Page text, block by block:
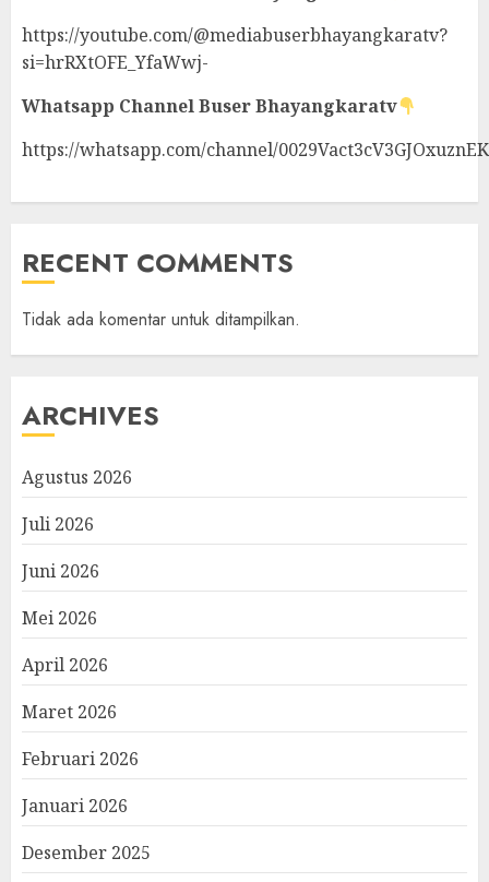
https://youtube.com/@mediabuserbhayangkaratv?
si=hrRXtOFE_YfaWwj-
Whatsapp ChannelBuser Bhayangkaratv
https://whatsapp.com/channel/
RECENT COMMENTS
Tidak ada komentar untuk ditampilkan.
ARCHIVES
Agustus 2026
Juli 2026
Juni 2026
Mei 2026
April 2026
Maret 2026
Februari 2026
Januari 2026
Desember 2025